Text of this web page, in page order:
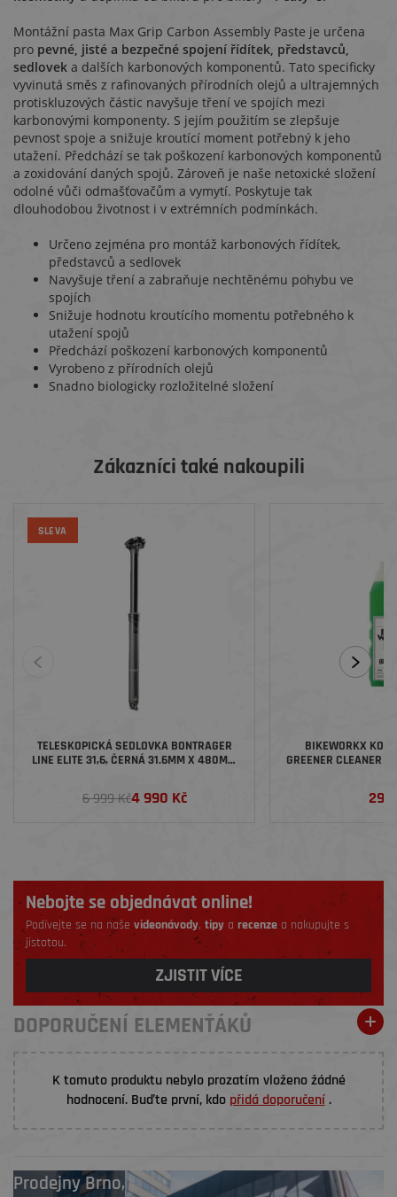
Montážní pasta Max Grip Carbon Assembly Paste je určena
pro pevné, jisté a bezpečné spojení řídítek, představců,
sedlovek a dalších karbonových komponentů. Tato specificky
vyvinutá směs z rafinovaných přírodních olejů a ultrajemných
protiskluzových částic navyšuje tření ve spojích mezi
karbonovými komponenty. S jejím použitím se zlepšuje
pevnost spoje a snižuje kroutící moment potřebný k jeho
utažení. Předchází se tak poškození karbonových komponentů
a zoxidování daných spojů. Zároveň je naše netoxické složení
odolné vůči odmašťovačům a vymytí. Poskytuje tak
dlouhodobou životnost i v extrémních podmínkách.
Určeno zejména pro montáž karbonových řídítek,
představců a sedlovek
Navyšuje tření a zabraňuje nechtěnému pohybu ve
spojích
Snižuje hodnotu kroutícího momentu potřebného k
utažení spojů
Předchází poškození karbonových komponentů
Vyrobeno z přírodních olejů
Snadno biologicky rozložitelné složení
Zákazníci také nakoupili
SLEVA
TELESKOPICKÁ SEDLOVKA BONTRAGER
LINE ELITE 31,6, ČERNÁ 31.6MM X 480MM
6 999 Kč4 990 Kč
BIKEWORKX
GREENER CLEANER
290
Nebojte se objednávat online!
Podívejte se na naše videonávody,tipy a recenzea nakupujte s
jistotou.
ZJISTIT VÍCE
DOPORUČENÍ ELEMENŤÁKŮ
K tomuto produktu nebylo prozatím vloženo žádné
hodnocení. Buďte první, kdo přidá doporučení.
ProdejnyBrno,